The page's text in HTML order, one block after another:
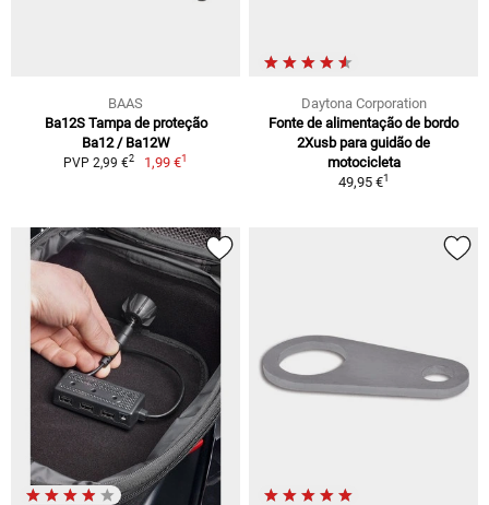
BAAS
Ba12S Tampa de proteção
Ba12 / Ba12W
PVP 2,99 €2 1,99 €1
Daytona Corporation
Fonte de alimentação de bordo
2Xusb para guidão de
motocicleta
49,95 €1